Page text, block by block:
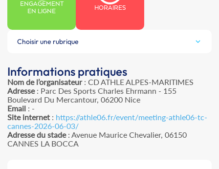
ENGAGEMENT
EN LIGNE
HORAIRES
Choisir une rubrique
Informations pratiques
Nom de l’organisateur: CD ATHLE ALPES-MARITIMES
Adresse: Parc Des Sports Charles Ehrmann - 155
Boulevard Du Mercantour, 06200 Nice
Email : -
Site internet : https://athle06.fr/event/meeting-athle06-tc-
cannes-2026-06-03/
Adresse du stade: Avenue Maurice Chevalier, 06150
CANNES LA BOCCA